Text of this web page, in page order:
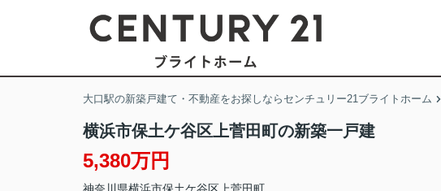
大口駅の新築戸建て・不動産をお探しならセンチュリー21ブライトホーム
横浜市保土ケ谷区上菅田町の新築一戸建
5,380万円